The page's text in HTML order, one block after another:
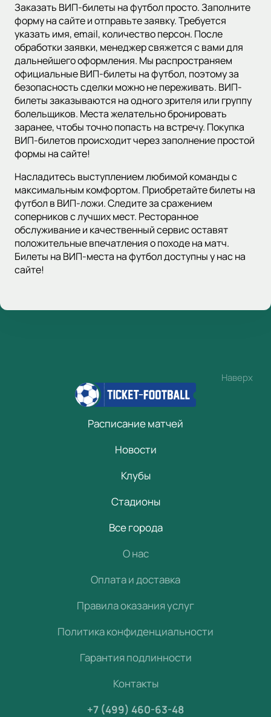
Заказать ВИП-билеты на футбол просто. Заполните
форму на сайте и отправьте заявку. Требуется
указать имя, email, количество персон. После
обработки заявки, менеджер свяжется с вами для
дальнейшего оформления. Мы распространяем
официальные ВИП-билеты на футбол, поэтому за
безопасность сделки можно не переживать. ВИП-
билеты заказываются на одного зрителя или группу
болельщиков. Места желательно бронировать
заранее, чтобы точно попасть на встречу. Покупка
ВИП-билетов происходит через заполнение простой
формы на сайте!
Насладитесь выступлением любимой команды с
максимальным комфортом. Приобретайте билеты на
футбол в ВИП-ложи. Следите за сражением
соперников с лучших мест. Ресторанное
обслуживание и качественный сервис оставят
положительные впечатления о походе на матч.
Билеты на ВИП-места на футбол доступны у нас на
сайте!
Наверх
Расписание матчей
Новости
Клубы
Стадионы
Все города
О нас
Оплата и доставка
Правила оказания услуг
Политика конфиденциальности
Гарантия подлинности
Контакты
+7 (499) 460-63-48